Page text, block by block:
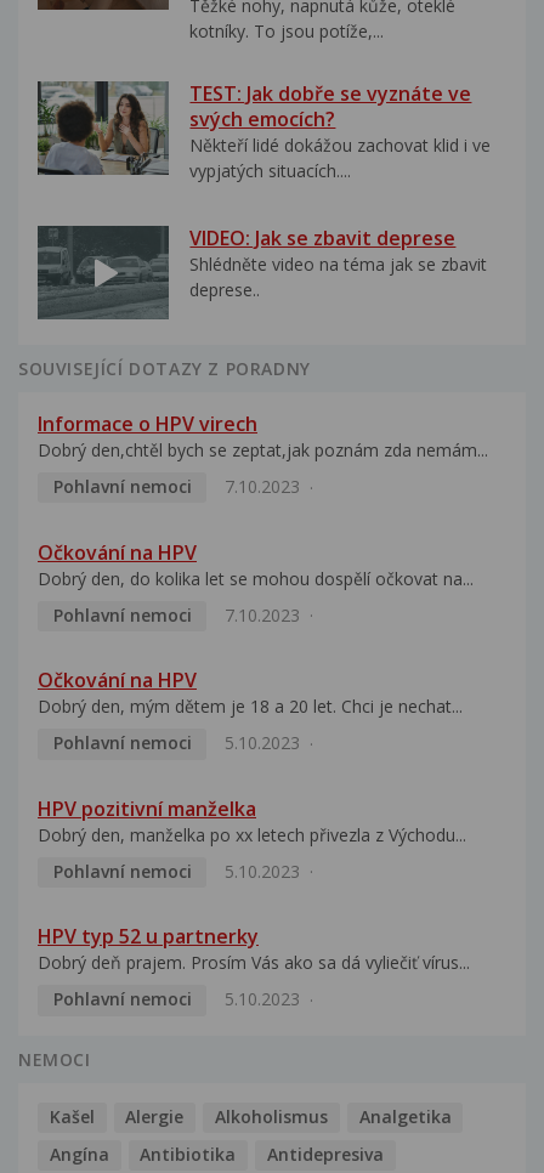
Těžké nohy, napnutá kůže, oteklé
kotníky. To jsou potíže,...
TEST: Jak dobře se vyznáte ve
svých emocích?
Někteří lidé dokážou zachovat klid i ve
vypjatých situacích....
VIDEO: Jak se zbavit deprese
Shlédněte video na téma jak se zbavit
deprese..
SOUVISEJÍCÍ DOTAZY Z PORADNY
Informace o HPV virech
Dobrý den,chtěl bych se zeptat,jak poznám zda nemám...
Pohlavní nemoci
7.10.2023
Očkování na HPV
Dobrý den, do kolika let se mohou dospělí očkovat na...
Pohlavní nemoci
7.10.2023
Očkování na HPV
Dobrý den, mým dětem je 18 a 20 let. Chci je nechat...
Pohlavní nemoci
5.10.2023
HPV pozitivní manželka
Dobrý den, manželka po xx letech přivezla z Východu...
Pohlavní nemoci
5.10.2023
HPV typ 52 u partnerky
Dobrý deň prajem. Prosím Vás ako sa dá vyliečiť vírus...
Pohlavní nemoci
5.10.2023
NEMOCI
Kašel Alergie Alkoholismus
Analgetika
Angína
Antibiotika
Antidepresiva